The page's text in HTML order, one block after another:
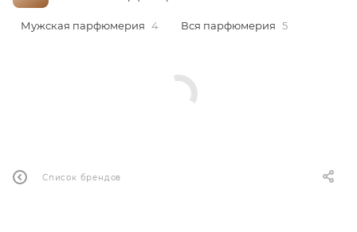
Мужская парфюмерия 4 Вся парфюмерия 5
Список брендов